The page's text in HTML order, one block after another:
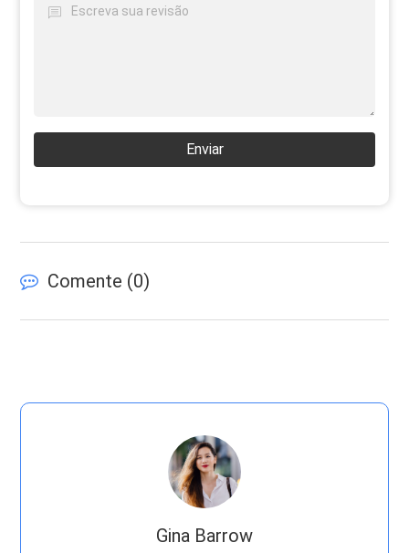
Enviar
Comente (0)
Gina Barrow